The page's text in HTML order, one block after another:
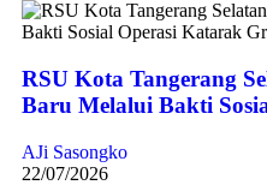
RSU Kota Tangerang
Baru Melalui Bakti
AJi Sasongko
22/07/2026